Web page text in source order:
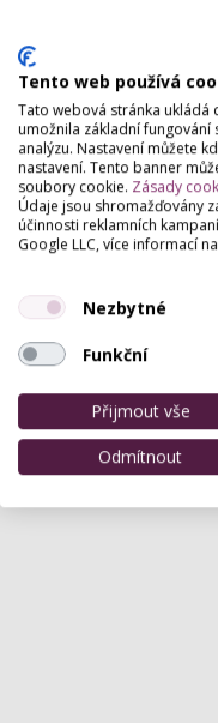
Tento web používá
Tato webová stránka
umožnila základní fungování
analýzu. Nastavení můžete
nastavení. Tento banner
soubory cookie. Zásady
Údaje jsou shromažďovány
účinnosti reklamních
Google LLC, více informací
Nezbytné
Funkční
Přijmout vše
Odmítnout